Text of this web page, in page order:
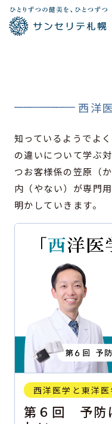
西洋
知っているようでよ
の違いについて学ぶ
つお客様係の笠原（
内（やない）が専門
明かしていきます。
西洋医学と東洋医
第６回 予防